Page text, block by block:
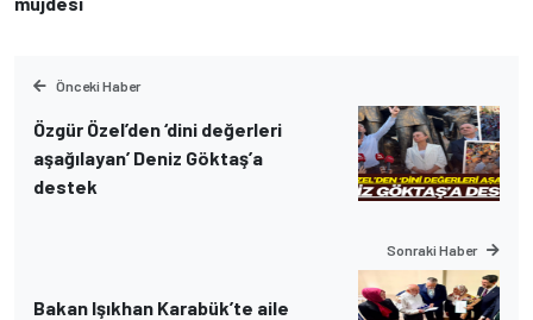
Önceki Haber
Özgür Özel’den ‘dini değerleri
aşağılayan’ Deniz Göktaş’a
destek
Sonraki Haber
Bakan Işıkhan Karabük’te aile